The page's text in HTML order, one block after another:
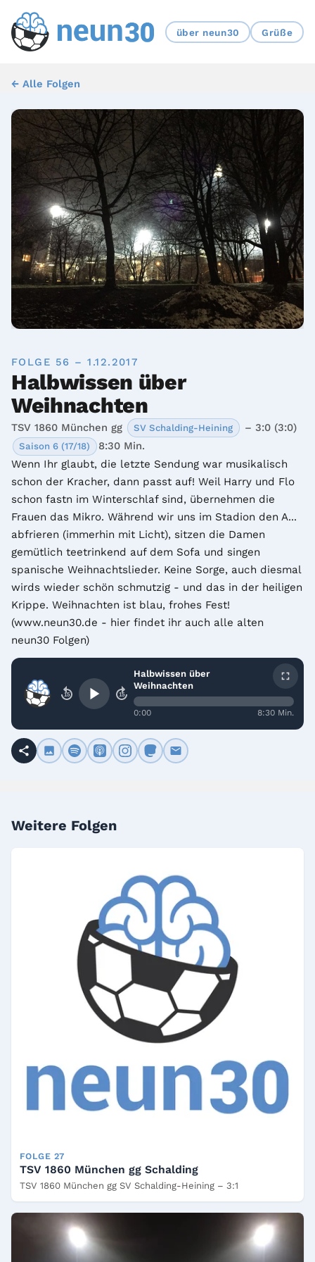
über neun30 Grüße
← Alle Folgen
FOLGE 56 – 1.12.2017
Halbwissen über
Weihnachten
TSV 1860 München gg SV Schalding-Heining – 3:0 (3:0)
Saison 6 (17/18)
8:30 Min.
Wenn Ihr glaubt, die letzte Sendung war musikalisch
schon der Kracher, dann passt auf! Weil Harry und Flo
schon fastn im Winterschlaf sind, übernehmen die
Frauen das Mikro. Während wir uns im Stadion den A...
abfrieren (immerhin mit Licht), sitzen die Damen
gemütlich teetrinkend auf dem Sofa und singen
spanische Weihnachtslieder. Keine Sorge, auch diesmal
wirds wieder schön schmutzig - und das in der heiligen
Krippe. Weihnachten ist blau, frohes Fest!
(www.neun30.de - hier findet ihr auch alle alten
neun30 Folgen)
15 15
Halbwissen über
Weihnachten
0:00 8:30 Min.
Weitere Folgen
FOLGE 27
TSV 1860 München gg Schalding
TSV 1860 München gg SV Schalding-Heining – 3:1